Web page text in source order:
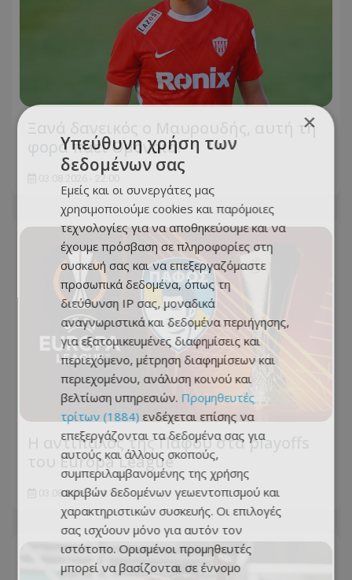
Ξανά δανεικός ο Μαυρουδής, αυτή τη
φορά πάει Ομόνοια!
03.08.2026 - 22:00
Η αντίπαλος της Πάφου στα playoffs
του Europa League
03.08.2026 - 14:15
×
Υπεύθυνη χρήση των
δεδομένων σας
Εμείς και οι συνεργάτες μας
χρησιμοποιούμε cookies και παρόμοιες
τεχνολογίες για να αποθηκεύουμε και να
έχουμε πρόσβαση σε πληροφορίες στη
συσκευή σας και να επεξεργαζόμαστε
προσωπικά δεδομένα, όπως τη
διεύθυνση IP σας, μοναδικά
αναγνωριστικά και δεδομένα περιήγησης,
για εξατομικευμένες διαφημίσεις και
περιεχόμενο, μέτρηση διαφημίσεων και
περιεχομένου, ανάλυση κοινού και
βελτίωση υπηρεσιών. Προμηθευτές
τρίτων (1884) ενδέχεται επίσης να
επεξεργάζονται τα δεδομένα σας για
αυτούς και άλλους σκοπούς,
συμπεριλαμβανομένης της χρήσης
ακριβών δεδομένων γεωεντοπισμού και
χαρακτηριστικών συσκευής. Οι επιλογές
σας ισχύουν μόνο για αυτόν τον
ιστότοπο. Ορισμένοι προμηθευτές
μπορεί να βασίζονται σε έννομο